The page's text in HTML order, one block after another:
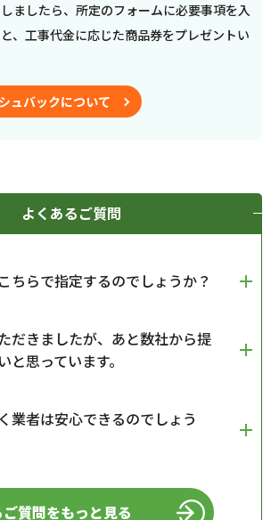
ましたら、所定のフォームに必要事項を入
、工事代金に応じた商品券をプレゼントい
ュバックについて
よくあるご質問
ちらで指定するのでしょうか？
だきましたが、あと数社から提
と思っています。
業者は安心できるのでしょう
質問をもっと見る